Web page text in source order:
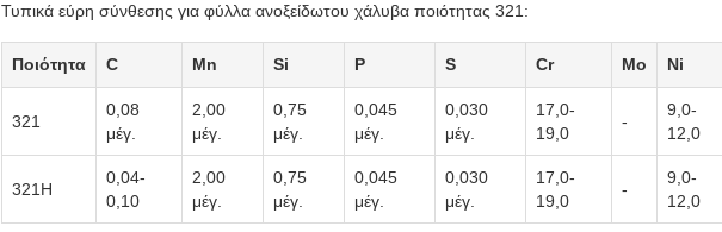
Τυπικά εύρη σύνθεσης για φύλλα ανοξείδωτου χάλυβα ποιότητας 321:
Ποιότητα C Mn Si P S Cr Mo Ni
321
0,08
μέγ.
2,00
μέγ.
0,75
μέγ.
0,045
μέγ.
0,030
μέγ.
17,0-
19,0
-
9,0-
12,0
321H
0,04-
0,10
2,00
μέγ.
0,75
μέγ.
0,045
μέγ.
0,030
μέγ.
17,0-
19,0
-
9,0-
12,0